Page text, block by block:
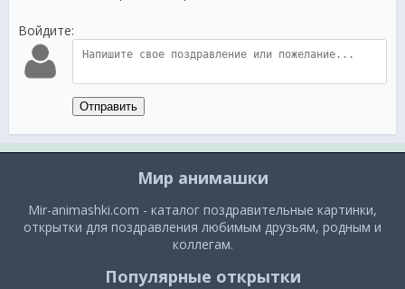
Войдите:
Отправить
Мир анимашки
Mir-animashki.com - каталог поздравительные картинки,
открытки для поздравления любимым друзьям, родным и
коллегам.
Популярные открытки